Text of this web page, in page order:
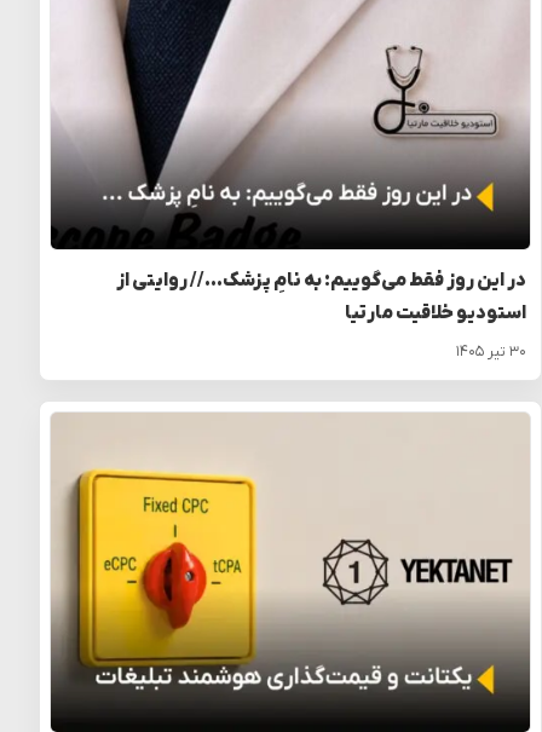
در این روز فقط می‌گوییم: به نامِ پزشک… // روایتی از
استودیو خلاقیت مارتیا
۳۰ تیر ۱۴۰۵